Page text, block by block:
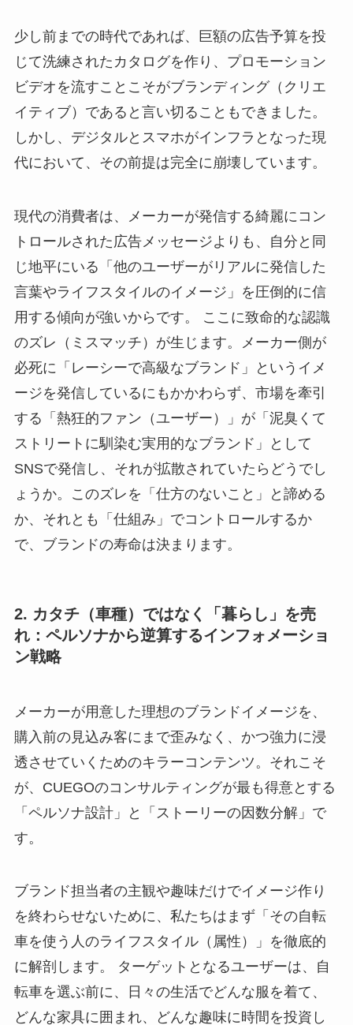
少し前までの時代であれば、巨額の広告予算を投
じて洗練されたカタログを作り、プロモーション
ビデオを流すことこそがブランディング（クリエ
イティブ）であると言い切ることもできました。
しかし、デジタルとスマホがインフラとなった現
代において、その前提は完全に崩壊しています。
現代の消費者は、メーカーが発信する綺麗にコン
トロールされた広告メッセージよりも、自分と同
じ地平にいる「他のユーザーがリアルに発信した
言葉やライフスタイルのイメージ」を圧倒的に信
用する傾向が強いからです。 ここに致命的な認識
のズレ（ミスマッチ）が生じます。メーカー側が
必死に「レーシーで高級なブランド」というイメ
ージを発信しているにもかかわらず、市場を牽引
する「熱狂的ファン（ユーザー）」が「泥臭くて
ストリートに馴染む実用的なブランド」として
SNSで発信し、それが拡散されていたらどうでし
ょうか。このズレを「仕方のないこと」と諦める
か、それとも「仕組み」でコントロールするか
で、ブランドの寿命は決まります。
2. カタチ（車種）ではなく「暮らし」を売
れ：ペルソナから逆算するインフォメーショ
ン戦略
メーカーが用意した理想のブランドイメージを、
購入前の見込み客にまで歪みなく、かつ強力に浸
透させていくためのキラーコンテンツ。それこそ
が、CUEGOのコンサルティングが最も得意とする
「ペルソナ設計」と「ストーリーの因数分解」で
す。
ブランド担当者の主観や趣味だけでイメージ作り
を終わらせないために、私たちはまず「その自転
車を使う人のライフスタイル（属性）」を徹底的
に解剖します。 ターゲットとなるユーザーは、自
転車を選ぶ前に、日々の生活でどんな服を着て、
どんな家具に囲まれ、どんな趣味に時間を投資し